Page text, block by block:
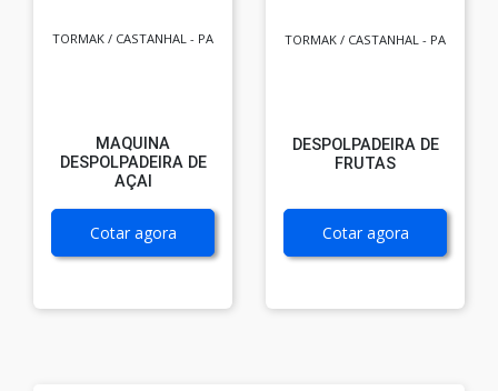
TORMAK / CASTANHAL - PA
MAQUINA
DESPOLPADEIRA DE
AÇAI
Cotar agora
TORMAK / CASTANHAL - PA
DESPOLPADEIRA DE
FRUTAS
Cotar agora